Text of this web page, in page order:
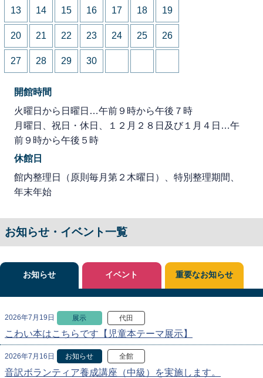
13 14 15 16 17 18 19
20 21 22 23 24 25 26
27 28 29 30
開館時間
火曜日から日曜日…午前９時から午後７時
月曜日、祝日・休日、１２月２８日及び１月４日…午
前９時から午後５時
休館日
館内整理日（原則毎月第２木曜日）、特別整理期間、
年末年始
お知らせ・イベント一覧
お知らせ
2026年7月19日 展示 代田
こわい本はこちらです【児童本テーマ展示】
2026年7月16日 お知らせ 全館
音訳ボランティア養成講座（中級）を実施します。
イベント 重要なお知らせ